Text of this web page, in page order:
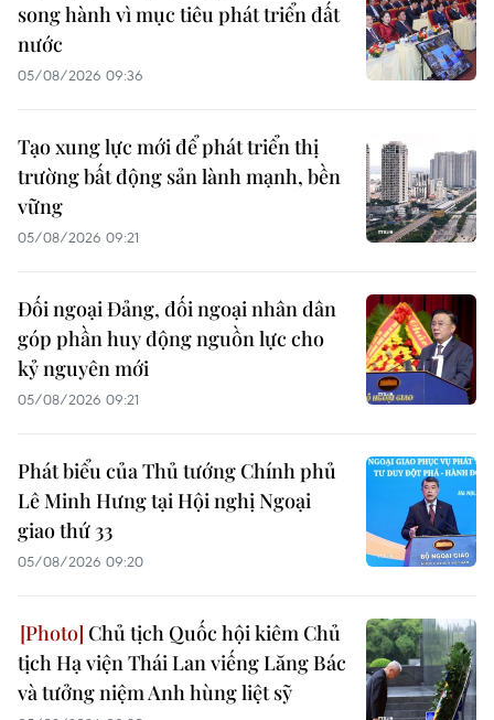
song hành vì mục tiêu phát triển đất
nước
05/08/2026 09:36
Tạo xung lực mới để phát triển thị
trường bất động sản lành mạnh, bền
vững
05/08/2026 09:21
Đối ngoại Đảng, đối ngoại nhân dân
góp phần huy động nguồn lực cho
kỷ nguyên mới
05/08/2026 09:21
Phát biểu của Thủ tướng Chính phủ
Lê Minh Hưng tại Hội nghị Ngoại
giao thứ 33
05/08/2026 09:20
Chủ tịch Quốc hội kiêm Chủ
tịch Hạ viện Thái Lan viếng Lăng Bác
và tưởng niệm Anh hùng liệt sỹ